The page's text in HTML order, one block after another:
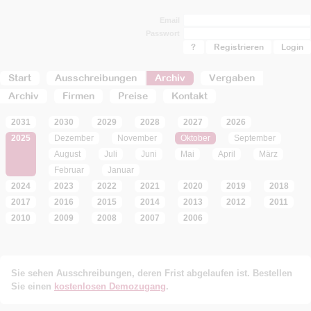
Start Ausschreibungen Archiv
Vergaben
Archiv
Firmen Preise Kontakt
? Registrieren
2031 2030 2029 2028 2027
2026
2025
Dezember November Oktober
September
August
Juli Juni Mai April
März
Februar
Januar
2024
2023 2022 2021 2020 2019
2018
2017
2016 2015 2014 2013 2012
2011
2010
2009 2008 2007 2006
Sie sehen Ausschreibungen, deren Frist abgelaufen ist. Bestellen
Sie einen kostenlosen Demozugang.